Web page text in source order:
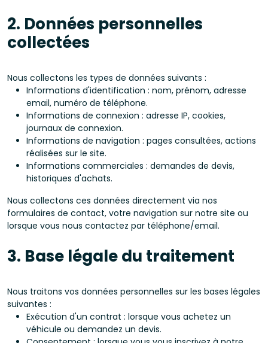
2. Données personnelles
collectées
Nous collectons les types de données suivants :
Informations d'identification : nom, prénom, adresse
email, numéro de téléphone.
Informations de connexion : adresse IP, cookies,
journaux de connexion.
Informations de navigation : pages consultées, actions
réalisées sur le site.
Informations commerciales : demandes de devis,
historiques d'achats.
Nous collectons ces données directement via nos
formulaires de contact, votre navigation sur notre site ou
lorsque vous nous contactez par téléphone/email.
3. Base légale du traitement
Nous traitons vos données personnelles sur les bases légales
suivantes :
Exécution d'un contrat : lorsque vous achetez un
véhicule ou demandez un devis.